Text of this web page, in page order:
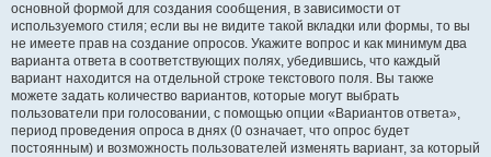
основной формой для создания сообщения, в зависимости от
используемого стиля; если вы не видите такой вкладки или формы, то вы
не имеете прав на создание опросов. Укажите вопрос и как минимум два
варианта ответа в соответствующих полях, убедившись, что каждый
вариант находится на отдельной строке текстового поля. Вы также
можете задать количество вариантов, которые могут выбрать
пользователи при голосовании, с помощью опции «Вариантов ответа»,
период проведения опроса в днях (0 означает, что опрос будет
постоянным) и возможность пользователей изменять вариант, за который